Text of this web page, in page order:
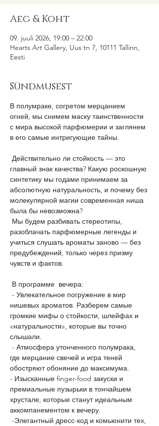
Aeg & Koht
09. juuli 2026, 19:00 – 22:00
Hearts Art Gallery, Uus tn 7, 10111 Tallinn,
Eesti
Sündmusest
В полумраке, согретом мерцанием
огней, мы снимем маску таинственности
с мира высокой парфюмерии и заглянем
в его самые интригующие тайны.
главный знак качества? Какую роскошную
синтетику мы годами принимаем за
абсолютную натуральность, и почему без
молекулярной магии современная ниша
была бы невозможна?
разоблачать парфюмерные легенды и
учиться слушать ароматы заново — без
предубеждений, только через призму
чувств и фактов.  ​
В программе  вечера:
нишевых ароматов. Разберем самые
громкие мифы о стойкости, шлейфах и
«натуральности», которые вы точно
слышали.
где мерцание свечей и игра теней
обостряют обоняние до максимума.
-​ Изысканные finger-food закуски и
премиальные пузырьки в тончайшем
хрустале, которые станут идеальным
аккомпанементом к вечеру.